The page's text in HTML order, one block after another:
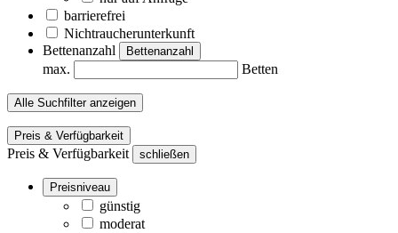
barrierefrei
Nichtraucherunterkunft
Bettenanzahl
Bettenanzahl
max. Betten
Alle Suchfilter anzeigen
Preis & Verfügbarkeit
Preis & Verfügbarkeit schließen
Preisniveau
günstig
moderat